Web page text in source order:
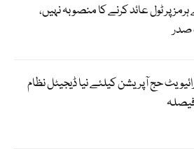
ہرمز پر ٹول عائد کرنے کا منصوبہ نہیں،
صدر
پرائیویٹ حج آپریشن کیلئے نیا ڈیجیٹل نظام
فیصلہ